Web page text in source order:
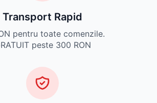
Transport Rapid
pentru toate comenzile.
peste 300 RON